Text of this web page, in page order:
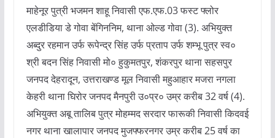
माहेनूर पुत्री भजमन शाहू निवासी एफ.एफ.03 फस्ट फ्लोर
एलडीडिया डे गोवा बेंगिननिम, थाना ओल्ड गोवा (3). अभियुक्त
अब्दुर रहमान उर्फ रूपेन्द्र सिंह उर्फ प्रताप उर्फ शम्भू पुत्र स्व०
श्री बदन सिंह निवासी मो० हुकुमतपुर, शंकरपुर थाना सहसपुर
जनपद देहरादून, उत्तराखण्ड मूल निवासी महुआहार मजरा नगला
केहरी थाना घिरोर जनपद मैनपुरी उ०प्र० उम्र करीब 32 वर्ष (4).
अभियुक्त अबू तालिब पुत्र मोहम्मद सरदार फारूकी निवासी किदवई
नगर थाना खालापार जनपद मुजफ्फरनगर उम्र करीब 25 वर्ष का